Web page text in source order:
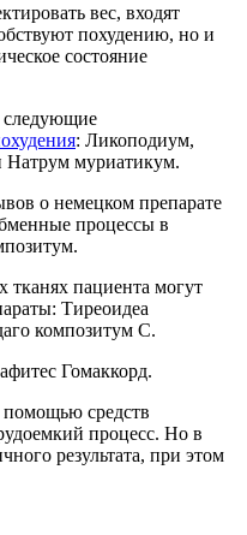
вес, входят
похудению, но и
состояние
следующие
: Ликоподиум,
Натрум муриатикум.
о немецком препарате
процессы в
пациента могут
Тиреоидеа
композитум С.
Гомаккорд.
помощью средств
процесс. Но в
результата, при этом